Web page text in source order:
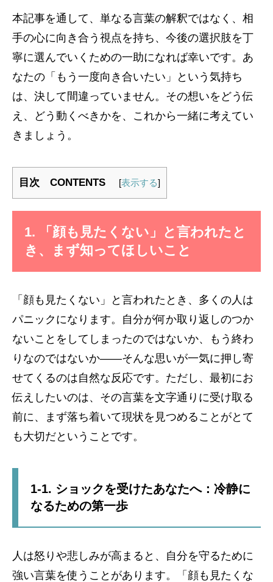
本記事を通して、単なる言葉の解釈ではなく、相
手の心に向き合う視点を持ち、今後の選択肢を丁
寧に選んでいくための一助になれば幸いです。あ
なたの「もう一度向き合いたい」という気持ち
は、決して間違っていません。その想いをどう伝
え、どう動くべきかを、これから一緒に考えてい
きましょう。
目次 CONTENTS [表示する]
1. 「顔も見たくない」と言われたと
き、まず知ってほしいこと
「顔も見たくない」と言われたとき、多くの人は
パニックになります。自分が何か取り返しのつか
ないことをしてしまったのではないか、もう終わ
りなのではないか――そんな思いが一気に押し寄
せてくるのは自然な反応です。ただし、最初にお
伝えしたいのは、その言葉を文字通りに受け取る
前に、まず落ち着いて現状を見つめることがとて
も大切だということです。
1-1. ショックを受けたあなたへ：冷静に
なるための第一歩
人は怒りや悲しみが高まると、自分を守るために
強い言葉を使うことがあります。「顔も見たくな